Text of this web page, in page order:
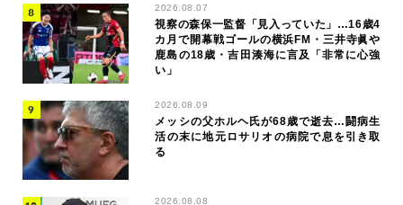
2026.08.07
視察の森保一監督「見入っていた」…16歳4
カ月で開幕戦ゴールの横浜FM・三井寺眞や
鹿島の18歳・吉田湊海に言及「非常に心強
い」
2026.08.09
メッシの父ホルヘ氏が68歳で逝去…闘病生
活の末に地元ロサリオの病院で息を引き取
る
2026.08.08